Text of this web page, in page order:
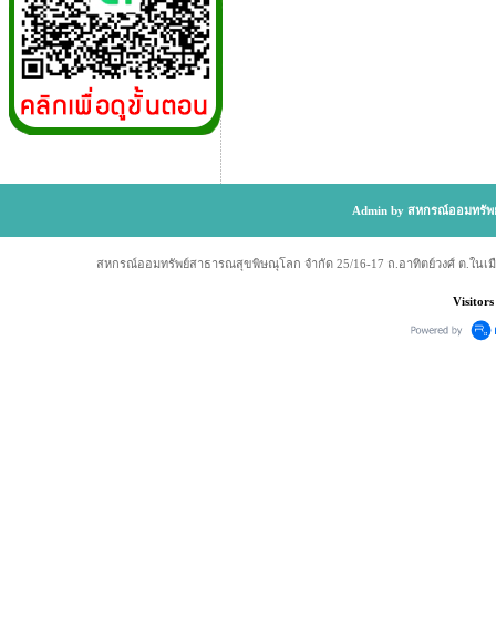
Admin by สหกรณ์ออมทรั
สหกรณ์ออมทรัพย์สาธารณสุขพิษณุโลก จำกัด 25/16-17 ถ.อาทิตย์วงศ์ ต.ในเ
Visitors